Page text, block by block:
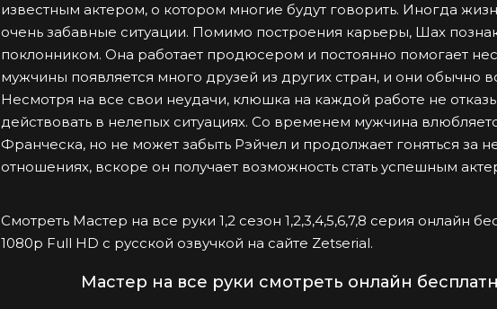
известным актером, о котором многие будут говорить. Иногда
очень забавные ситуации. Помимо построения карьеры, Шах
поклонником. Она работает продюсером и постоянно помогает
мужчины появляется много друзей из других стран, и они обычно
Несмотря на все свои неудачи, клюшка на каждой работе не
действовать в нелепых ситуациях. Со временем мужчина
Франческа, но не может забыть Рэйчел и продолжает гоняться за
отношениях, вскоре он получает возможность стать успешным
Смотреть Мастер на все руки 1,2 сезон 1,2,3,4,5,6,7,8 серия онлайн
1080p Full HD с русской озвучкой на сайте Zetserial.
Мастер на все руки смотреть онлайн